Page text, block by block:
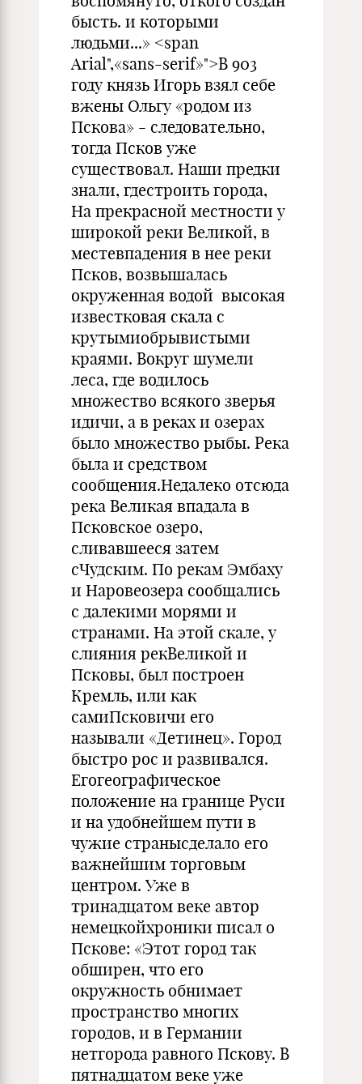
бысть. и которыми
людьми...» <span
Arial",«sans-serif»">В 903
году князь Игорь взял себе
вжены Ольгу «родом из
Пскова» - следовательно,
тогда Псков уже
существовал. Наши предки
знали, гдестроить города,
На прекрасной местности у
широкой реки Великой, в
местевпадения в нее реки
Псков, возвышалась
окруженная водой высокая
известковая скала с
крутымиобрывистыми
краями. Вокруг шумели
леса, где водилось
множество всякого зверья
идичи, а в реках и озерах
было множество рыбы. Река
была и средством
сообщения.Недалеко отсюда
река Великая впадала в
Псковское озеро,
сливавшееся затем
сЧудским. По рекам Эмбаху
и Наровеозера сообщались
с далекими морями и
странами. На этой скале, у
слияния рекВеликой и
Псковы, был построен
Кремль, или как
самиПсковичи его
называли «Детинец». Город
быстро рос и развивался.
Егогеографическое
положение на границе Руси
и на удобнейшем пути в
чужие странысделало его
важнейшим торговым
центром. Уже в
тринадцатом веке автор
немецкойхроники писал о
Пскове: «Этот город так
обширен, что его
окружность обнимает
пространство многих
городов, и в Германии
нетгорода равного Пскову. В
пятнадцатом веке уже